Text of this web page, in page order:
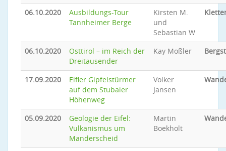
06.10.2020
Ausbildungs-Tour
Tannheimer Berge
Kirsten M.
und
Sebastian W
06.10.2020
Osttirol – im Reich der
Dreitausender
Kay Moßler
17.09.2020
Eifler Gipfelstürmer
auf dem Stubaier
Höhenweg
Volker
Jansen
05.09.2020
Geologie der Eifel:
Vulkanismus um
Manderscheid
Martin
Boekholt